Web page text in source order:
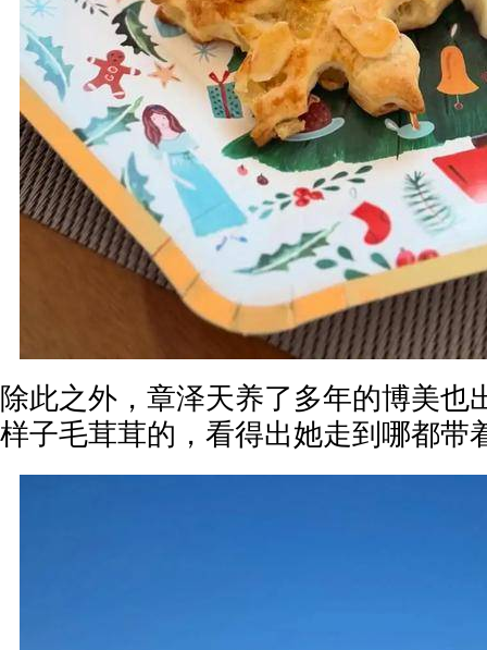
除此之外，章泽天养了多年的博美也
样子毛茸茸的，看得出她走到哪都带